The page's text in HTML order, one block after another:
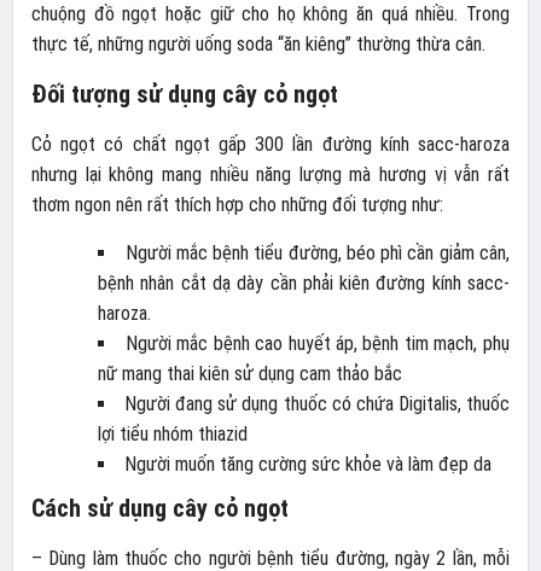
chuộng đồ ngọt hoặc giữ cho họ không ăn quá nhiều. Trong
thực tế, những người uống soda “ăn kiêng” thường thừa cân.
Đối tượng sử dụng cây cỏ ngọt
Cỏ ngọt có chất ngọt gấp 300 lần đường kính sacc-haroza
nhưng lại không mang nhiều năng lượng mà hương vị vẫn rất
thơm ngon nên rất thích hợp cho những đối tượng như:
Người mắc bệnh tiểu đường, béo phì cần giảm cân,
bệnh nhân cắt dạ dày cần phải kiên đường kính sacc-
haroza.
Người mắc bệnh cao huyết áp, bệnh tim mạch, phụ
nữ mang thai kiên sử dụng cam thảo bắc
Người đang sử dụng thuốc có chứa Digitalis, thuốc
lợi tiểu nhóm thiazid
Người muốn tăng cường sức khỏe và làm đẹp da
Cách sử dụng cây cỏ ngọt
– Dùng làm thuốc cho người bệnh tiểu đường, ngày 2 lần, mỗi